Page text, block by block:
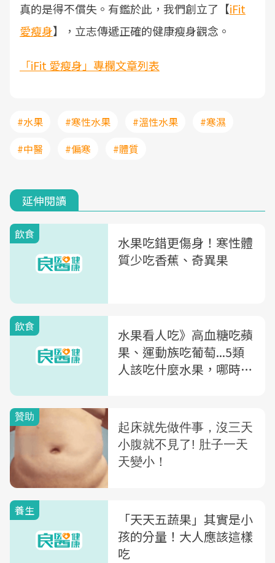
真的是得不償失。有鑑於此，我們創立了【iFit
愛瘦身】，立志傳遞正確的健康瘦身觀念。
「iFit 愛瘦身」專欄文章列表
#水果 #寒性水果 #溫性水果
#寒濕
#中醫
#偏寒 #體質
延伸閱讀
飲食
水果吃錯更傷身！寒性體
質少吃香蕉、奇異果
飲食
水果看人吃》高血糖吃蘋
果、運動族吃葡萄...5類
人該吃什麼水果，哪時
養生
「天天五蔬果」其實是小
孩的分量！大人應該這樣
吃